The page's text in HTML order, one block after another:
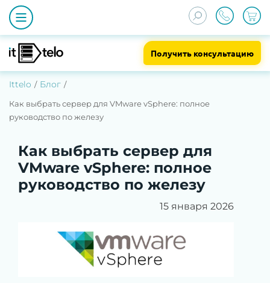
Получить консультацию
Ittelo Блог
Как выбрать сервер для VMware vSphere: полное
руководство по железу
Как выбрать сервер для
VMware vSphere: полное
руководство по железу
15 января 2026